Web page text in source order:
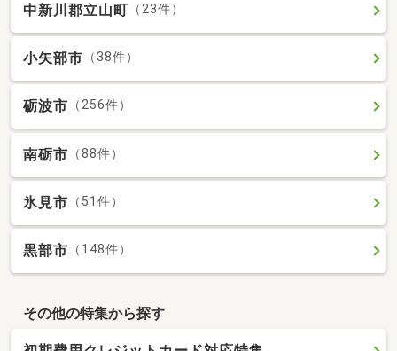
中新川郡立山町 （23件）
小矢部市 （38件）
砺波市 （256件）
南砺市 （88件）
氷見市 （51件）
黒部市 （148件）
その他の特集から探す